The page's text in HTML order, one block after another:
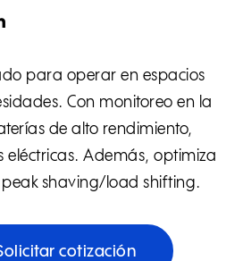
para operar en espacios
Con monitoreo en la
de alto rendimiento,
Además, optimiza
shaving/load shifting.
cotización